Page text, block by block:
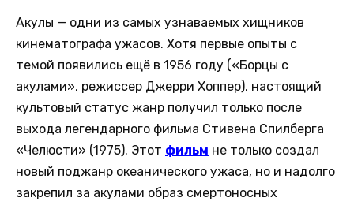
Акулы — одни из самых узнаваемых хищников
кинематографа ужасов. Хотя первые опыты с
темой появились ещё в 1956 году («Борцы с
акулами», режиссер Джерри Хоппер), настоящий
культовый статус жанр получил только после
выхода легендарного фильма Стивена Спилберга
«Челюсти» (1975). Этот фильм не только создал
новый поджанр океанического ужаса, но и надолго
закрепил за акулами образ смертоносных